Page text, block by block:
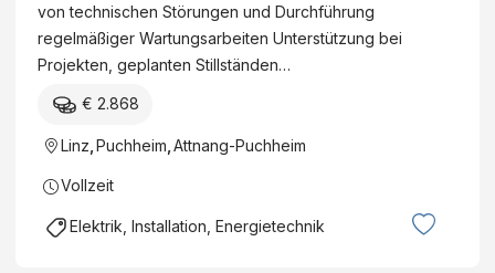
von technischen Störungen und Durchführung
regelmäßiger Wartungsarbeiten Unterstützung bei
Projekten, geplanten Stillständen…
€ 2.868
Linz Puchheim Attnang-Puchheim
Vollzeit
Elektrik, Installation, Energietechnik